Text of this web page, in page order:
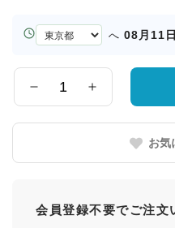
お
届
県
へ 08月11
量
お気
会員登録不要でご注文